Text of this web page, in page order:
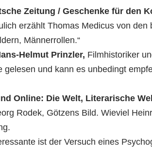
Zeitung / Geschenke für den
erzählt Thomas Medicus von
Männerrollen.“
Helmut Prinzler, Filmhistoriker
gelesen und kann es unbedingt
Online: Die Welt, Literarische
Rodek, Götzens Bild. Wieviel
ist der Versuch eines